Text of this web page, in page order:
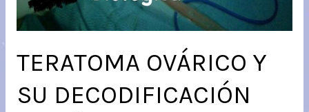
TERATOMA OVÁRICO Y
SU DECODIFICACIÓN